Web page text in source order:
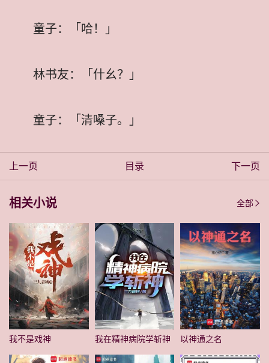
童子：「哈！」
林书友：「什幺？」
童子：「清嗓子。」
上一页 目录 下一页
相关小说 全部
我不是戏神 我在精神病院学斩神 以神通之名